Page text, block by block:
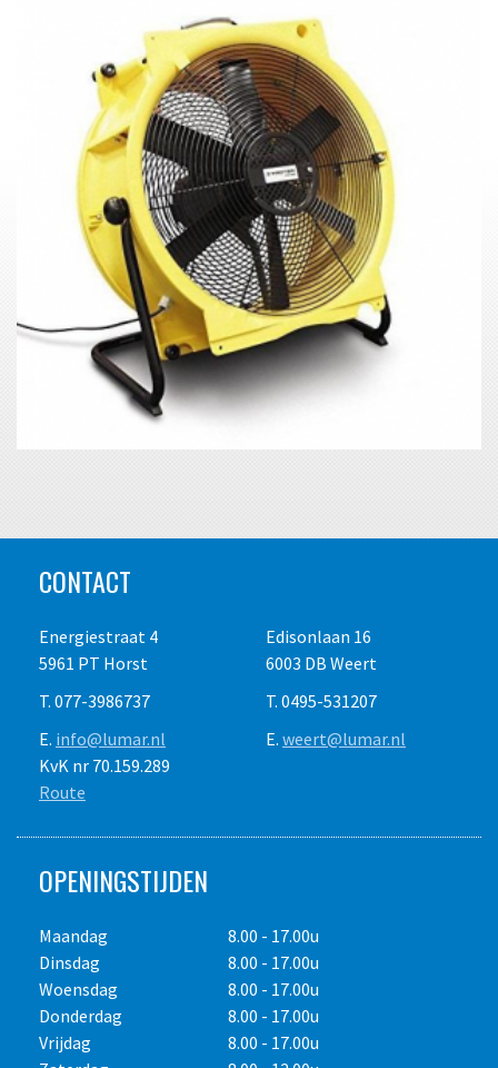
CONTACT
Energiestraat 4
5961 PT Horst
T. 077-3986737
E. info@lumar.nl
Edisonlaan 16
6003 DB Weert
T. 0495-531207
E. weert@lumar.nl
KvK nr 70.159.289
Route
OPENINGSTIJDEN
Maandag
Dinsdag
Woensdag
Donderdag
Vrijdag
8.00 - 17.00u
8.00 - 17.00u
8.00 - 17.00u
8.00 - 17.00u
8.00 - 17.00u